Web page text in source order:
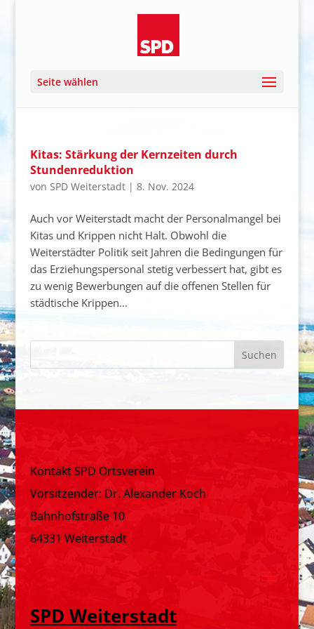
Seite wählen
Kitas: Stärkung der Kernzeiten durch
Stundenreduktion
von SPD Weiterstadt| 8. Nov. 2024
Auch vor Weiterstadt macht der Personalmangel bei
Kitas und Krippen nicht Halt. Obwohl die
Weiterstädter Politik seit Jahren die Bedingungen für
das Erziehungspersonal stetig verbessert hat, gibt es
zu wenig Bewerbungen auf die offenen Stellen für
städtische Krippen...
Kontakt SPD Ortsverein
Vorsitzender: Dr. Alexander Koch
Bahnhofstraße 10
64331 Weiterstadt
SPD Weiterstadt